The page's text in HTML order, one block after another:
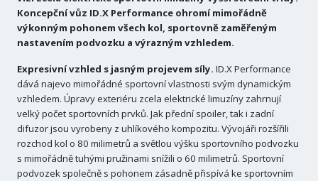
Koncepční vůz ID.X Performance ohromí mimořádně
výkonným pohonem všech kol, sportovně zaměřeným
nastavením podvozku a výrazným vzhledem.
Expresivní vzhled s jasným projevem síly. ID.X Performance
dává najevo mimořádné sportovní vlastnosti svým dynamickým
vzhledem. Úpravy exteriéru zcela elektrické limuzíny zahrnují
velký počet sportovních prvků. Jak přední spoiler, tak i zadní
difuzor jsou vyrobeny z uhlíkového kompozitu. Vývojáři rozšířili
rozchod kol o 80 milimetrů a světlou výšku sportovního podvozku
s mimořádně tuhými pružinami snížili o 60 milimetrů. Sportovní
podvozek společně s pohonem zásadně přispívá ke sportovním